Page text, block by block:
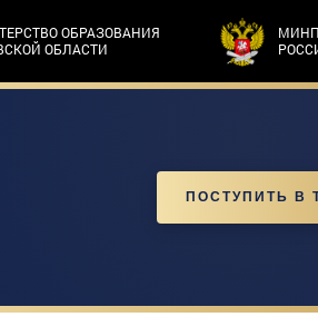
ОБРАЗОВАНИЯ
ОБЛАСТИ
ПОСТУПИТЬ В